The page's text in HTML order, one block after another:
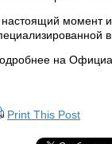
момент
на
Print This Post